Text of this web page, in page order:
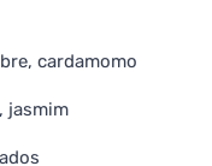
cardamomo
jasmim